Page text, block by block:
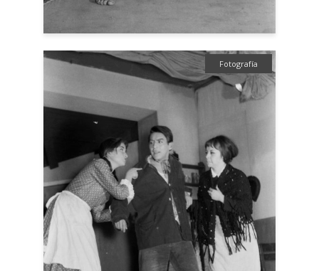
Fotografía